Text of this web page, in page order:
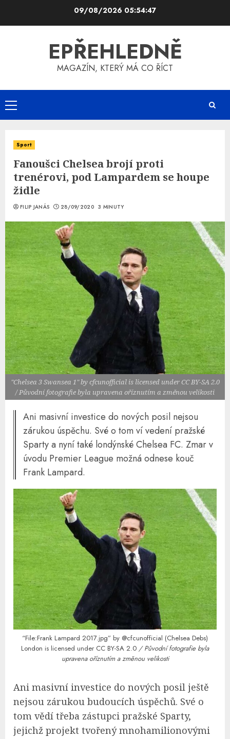
09/08/2026 05:54:48
EPŘEHLEDNĚ
MAGAZÍN, KTERÝ MÁ CO ŘÍCT
Primary
Menu
Sport
Fanoušci Chelsea brojí proti
trenérovi, pod Lampardem se houpe
židle
FILIP JANÁS 28/09/2020 3 MINUTY
"Chelsea 3 Swansea 1" by cfcunofficial is licensed under CC BY-SA 2.0
/ Původní fotografie byla upravena oříznutím a změnou velikosti
Ani masivní investice do nových posil nejsou
zárukou úspěchu. Své o tom ví vedení pražské
Sparty a nyní také londýnské Chelsea FC. Zmar v
úvodu Premier League možná odnese kouč
Frank Lampard.
“File:Frank Lampard 2017.jpg” by @cfcunofficial (Chelsea Debs)
London is licensed under CC BY-SA 2.0 / Původní fotografie byla
upravena oříznutím a změnou velikosti
Ani masivní investice do nových posil ještě
nejsou zárukou budoucích úspěchů. Své o
tom vědí třeba zástupci pražské Sparty,
jejichž projekt tvořený mnohamilionovými